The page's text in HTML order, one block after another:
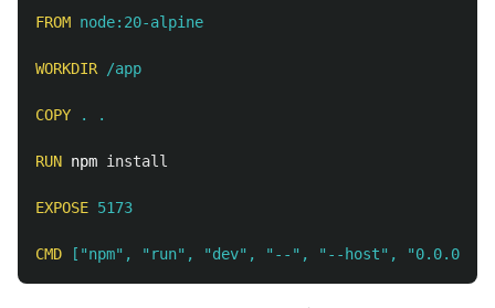
FROM node:20-alpine
WORKDIR /app
COPY . .
RUN npm install
EXPOSE 5173
CMD ["npm", "run", "dev", "--", "--host", "0.0.0.0"]